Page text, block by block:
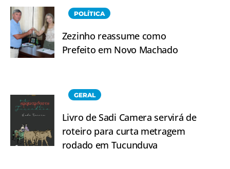
POLÍTICA
Zezinho reassume como
Prefeito em Novo Machado
GERAL
Livro de Sadi Camera servirá de
roteiro para curta metragem
rodado em Tucunduva